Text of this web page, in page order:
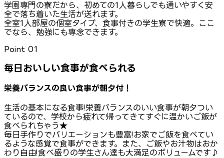
学園専門の寮だから、初めての1人暮らしでも通いやすく安
全で落ち着いた生活が送れます。
全室1人部屋の個室タイプ、食事付きの学生寮で快適。ここ
でなら、勉強にも専念できます。
Point 01
毎日おいしい食事が食べられる
栄養バランスの良い食事が朝夕付！
生活の基本になる食事!栄養バランスのいい食事が朝夕つい
ているので、学校から疲れて帰ってきてすぐに温かいご飯が
食べられちゃう★
毎日手作りでバリエーションも豊富!お家でご飯を食べてい
るような感覚で食事ができます。また、ご飯やお汁物はおか
わり自由!食べ盛りの学生さん達も大満足のボリュームです♪